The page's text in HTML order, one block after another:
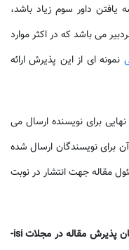
یافتن داور سوم زیاد باشد،
می باشد که در اکثر موارد
نمونه ای از این پذیرش ارائه
برای نویسنده ارسال می
برای نویسندگان ارسال شده
مقاله جهت انتشار در نوبت
زمان پذیرش مقاله در مجلات isi-